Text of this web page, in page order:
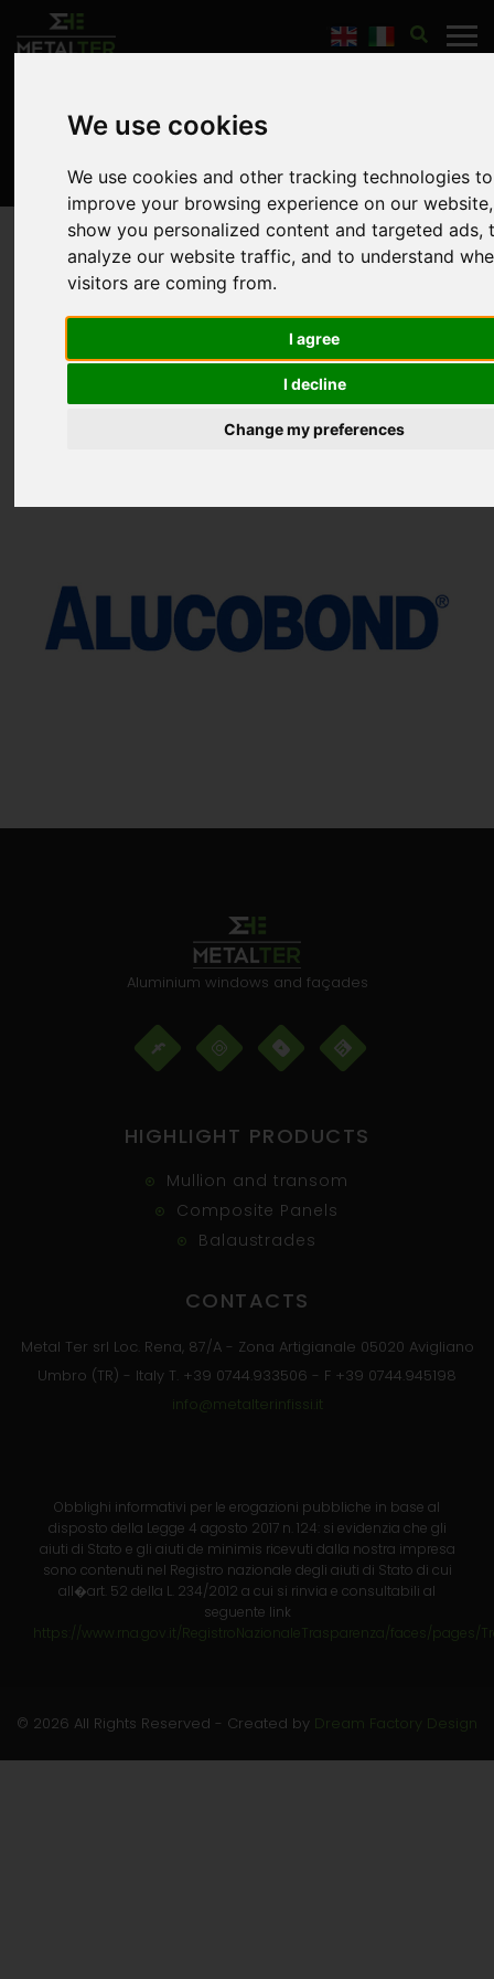
We use cookies
We use cookies and other tracking technologies to
improve your browsing experience on our
show you personalized content and targeted ads,
analyze our website traffic, and to understand
visitors are coming from.
I agree
I decline
Change my preferences
Partners Alucobond
3A Composites GmbH develops, manufactures and sells
quality aluminium composite panels,structural
materials, plastic panels and light materials
architecture
, visual communication,
transport and industry. Thanks to known brands such as
Aluminium windows and façades
HIGHLIGHT PRODUCTS
Mullion and transom
Composite Panels
Balaustrades
CONTACTS
Metal Ter srl Loc. Rena, 87/A - Zona Artigianale 05020 Avigliano
Umbro (TR) - Italy T. +39 0744.933506 - F +39 0744.945198
info@metalterinfissi.it
Obblighi informativi per le erogazioni pubbliche in base al
disposto della Legge 4 agosto 2017 n. 124: si evidenzia che gli
aiuti di Stato e gli aiuti de minimis ricevuti dalla nostra impresa
sono contenuti nel Registro nazionale degli aiuti di Stato di cui
all�art. 52 della L. 234/2012 a cui si rinvia e consultabili al
seguente link
https://www.rna.gov.it/RegistroNazionaleTrasparenza/faces/pages/
© 2026 All Rights Reserved - Created by Dream Factory Design